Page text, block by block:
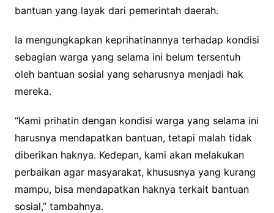
bantuan yang layak dari pemerintah daerah.
Ia mengungkapkan keprihatinannya terhadap kondisi
sebagian warga yang selama ini belum tersentuh
oleh bantuan sosial yang seharusnya menjadi hak
mereka.
“Kami prihatin dengan kondisi warga yang selama ini
harusnya mendapatkan bantuan, tetapi malah tidak
diberikan haknya. Kedepan, kami akan melakukan
perbaikan agar masyarakat, khususnya yang kurang
mampu, bisa mendapatkan haknya terkait bantuan
sosial,” tambahnya.